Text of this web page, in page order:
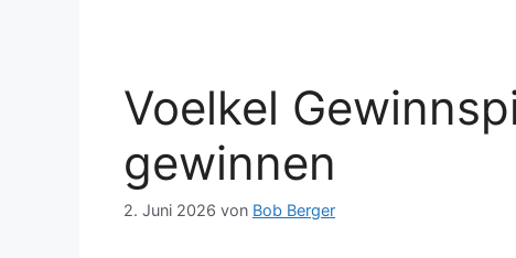
Voelkel
gewinnen
2. Juni 2026 von Bob Berger